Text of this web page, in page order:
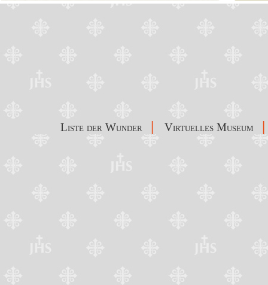
Liste der Wunder Virtuelles Museum